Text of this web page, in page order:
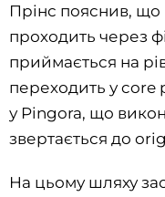
Прінс пояснив,
проходить через
приймається на
переходить у core
у Pingora, що
звертається до
На цьому шляху